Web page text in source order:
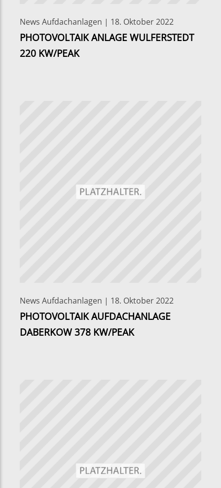
News Aufdachanlagen | 18. Oktober 2022
PHOTOVOLTAIK ANLAGE WULFERSTEDT
220 KW/PEAK
News Aufdachanlagen | 18. Oktober 2022
PHOTOVOLTAIK AUFDACHANLAGE
DABERKOW 378 KW/PEAK